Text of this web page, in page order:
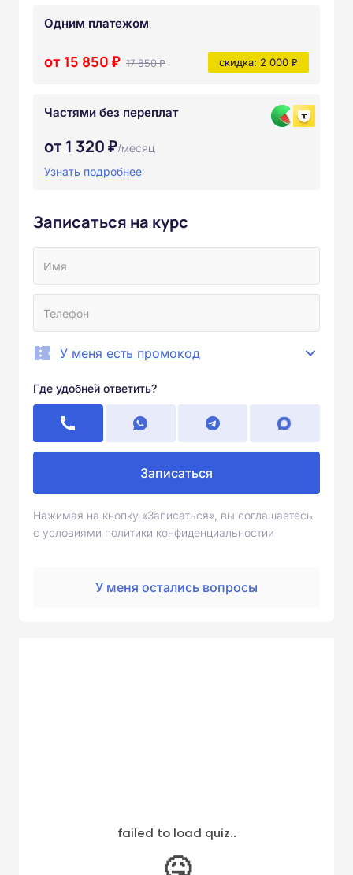
Одним платежом
от 15 850 ₽ 17 850 ₽ скидка: 2 000 ₽
Частями без переплат
от 1 320 ₽/месяц
Узнать подробнее
Записаться на курс
У меня есть промокод
Где удобней ответить?
Записаться
Нажимая на кнопку «Записаться», вы соглашаетесь
с условиями политики конфиденциальностии
У меня остались вопросы